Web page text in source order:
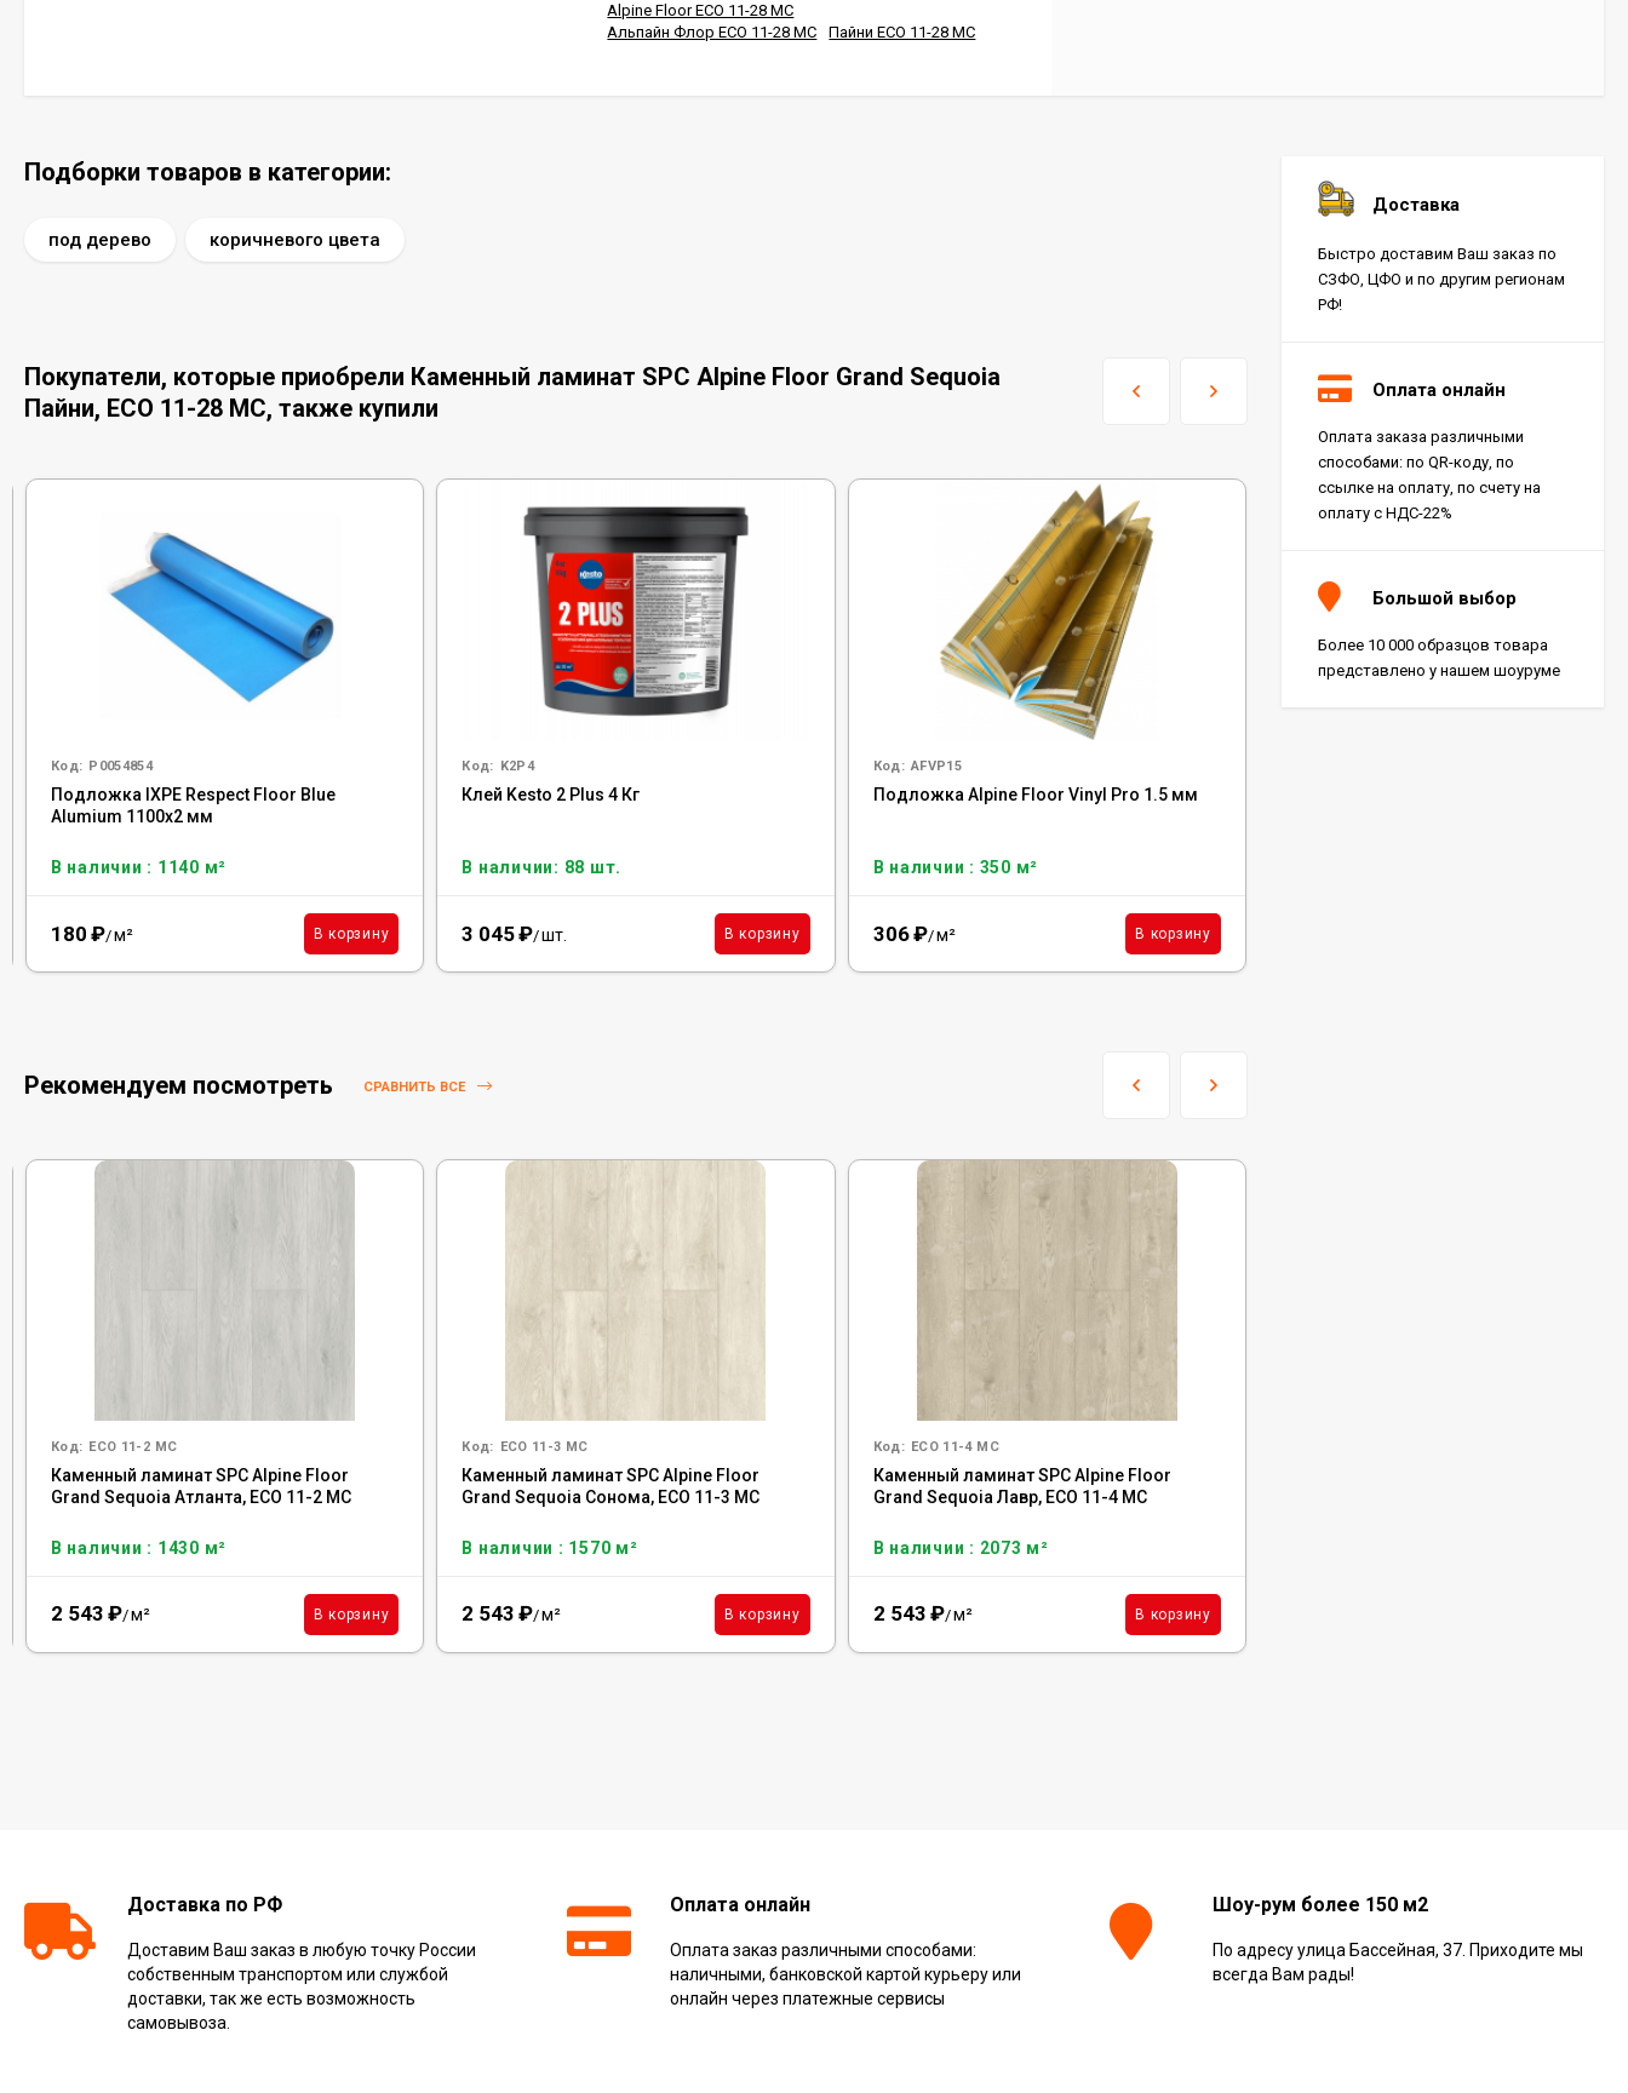
Alpine Floor ECO 11-28 MC
Альпайн Флор ECO 11-28 MC
Пайни ECO 11-28 MC
Подборки товаров в категории:
под дерево коричневого цвета
Покупатели, которые приобрели Каменный ламинат SPC Alpine Floor Grand Sequoia
Пайни, ECO 11-28 MC, также купили
Код: Р0054854
Подложка IXPE Respect Floor Blue
Alumium 1100х2 мм
В наличии : 1140 м²
180 ₽/м² В корзину
Код: K2P4
Клей Kesto 2 Plus 4 Кг
В наличии: 88 шт.
3 045₽/шт. В корзину
Код: AFVP15
Подложка Alpine Floor Vinyl Pro 1.5 мм
В наличии : 350 м²
306₽/м² В корзину
Рекомендуем посмотреть СРАВНИТЬ ВСЕ
Код: ECO 11-2 MC
Каменный ламинат SPC Alpine Floor
Grand Sequoia Атланта, ECO 11-2 MC
В наличии : 1430 м²
2 543 ₽/м² В корзину
Код: ECO 11-3 MC
Каменный ламинат SPC Alpine Floor
Grand Sequoia Сонома, ECO 11-3 MC
В наличии : 1570 м²
2 543 ₽/м² В корзину
Код: ECO 11-4 MC
Каменный ламинат SPC Alpine Floor
Grand Sequoia Лавр, ECO 11-4 MC
В наличии : 2073 м²
2 543 ₽/м² В корзину
Доставка
Быстро доставим Ваш заказ по
СЗФО, ЦФО и по другим регионам
РФ!
Оплата онлайн
Оплата заказа различными
способами: по QR-коду, по
ссылке на оплату, по счету на
оплату с НДС-22%
Большой выбор
Более 10 000 образцов товара
представлено у нашем шоуруме
Доставка по РФ
Доставим Ваш заказ в любую точку России
собственным транспортом или службой
доставки, так же есть возможность
самовывоза.
Оплата онлайн
Оплата заказ различными способами:
наличными, банковской картой курьеру или
онлайн через платежные сервисы
Шоу-рум более 150 м2
По адресу улица Бассейная, 37. Приходите мы
всегда Вам рады!